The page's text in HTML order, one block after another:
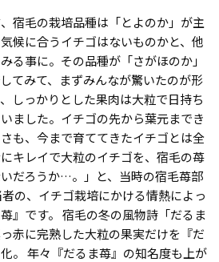
宿毛の栽培品種は「とよのか」が主
候に合うイチゴはないものかと、他
る事に。その品種が「さがほのか」
てみて、まずみんなが驚いたのが形
しっかりとした果肉は大粒で日持ち
ました。イチゴの先から葉元までき
も、今まで育ててきたイチゴとは全
キレイで大粒のイチゴを、宿毛の苺
だろうか…。」と、当時の宿毛苺部
の、イチゴ栽培にかける情熱によっ
』です。 宿毛の冬の風物詩「だるま
赤に完熟した大粒の果実だけを『だ
。 年々『だるま苺』の知名度も上が